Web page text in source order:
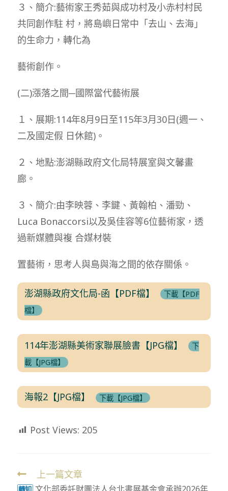
３、簡介:藝術家王秀茹與成功村及小赤村村民
共同創作駐 村，將島嶼日常中「去山、去海」
的生命力，轉化為
藝術創作。
(二)漲落之間─國際當代藝術展
１、展期:114年8月9日至115年3月30日(週一、
二及國定假 日休館)。
２、地點:澎湖縣政府文化局特展室與文馨畫
廊。
３、簡介:由李映蓉、李鍵、黃翰柏、潘勁、
Luca Bonaccorsi以及吳佳容等6位藝術家，透
過新媒體與複 合媒材裝
置藝術，思考人與島與海之間的依存關係。
澎湖縣政府文化局-函【PDF檔】
下載【PDF
檔】
114年澎湖縣美術家聯展臉書【JPG檔】
下
載【JPG檔】
海報2【JPG檔】 下載【JPG檔】
Post Views: 205
Read上一篇文章